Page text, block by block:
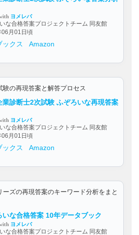
ヨメレバ
な合格答案プロジェクトチーム 同友館
06月01日頃
ックス Amazon
験の再現答案と解答プロセス
業診断士2次試験 ふぞろいな再現答案
ヨメレバ
な合格答案プロジェクトチーム 同友館
06月01日頃
ックス Amazon
ーズの再現答案のキーワード分析をまと
いな合格答案 10年データブック
ヨメレバ
な合格答案プロジェクトチーム 同友館